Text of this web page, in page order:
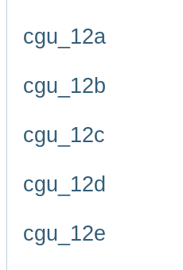
cgu_12a
cgu_12b
cgu_12c
cgu_12d
cgu_12e